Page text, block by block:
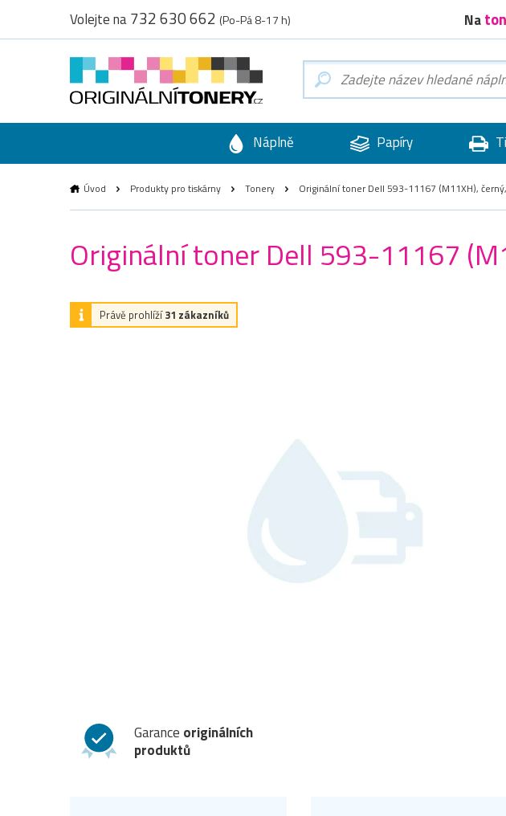
Volejte na732 630 662 (Po-Pá 8-17 h) Na
Náplně Papíry
Úvod Produkty pro tiskárny Tonery Originální toner Dell 593-11167 (M11XH),
Originální toner Dell 593-11167
Právě prohlíží31 zákazníků
Garance originálních
produktů